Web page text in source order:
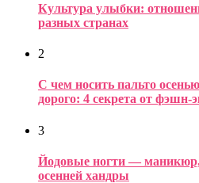
Культура улыбки:
разных странах
2
С чем носить пальто
дорого: 4 секрета от фэшн-
3
Йодовые ногти —
осенней хандры